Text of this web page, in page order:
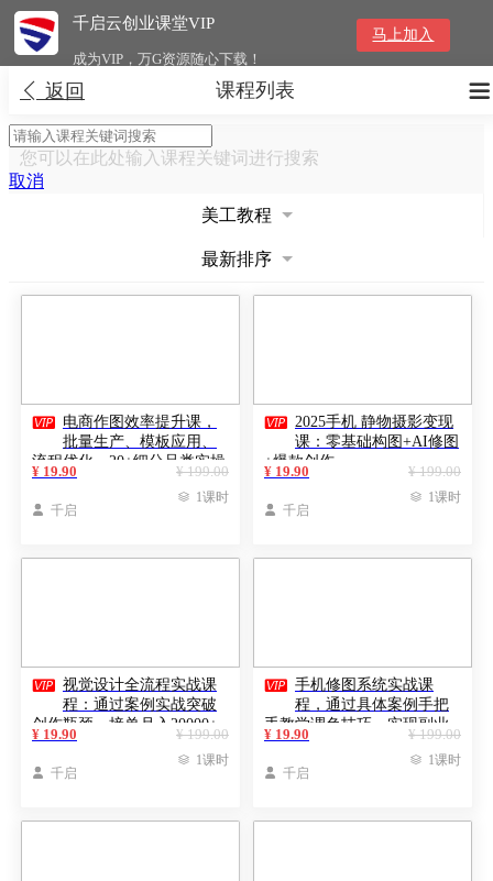
千启云创业课堂VIP
成为VIP，万G资源随心下载！
马上加入
 返回 
课程列表
您可以在此处输入课程关键词进行搜索
取消
美工教程
最新排序
 电商作图效率提升课，
批量生产、模板应用、
流程优化，20+细分品类实操
案例，月赚3万
¥ 199.00
¥ 19.90
 千启
 1课时
 2025手机 静物摄影变现
课：零基础构图+AI修图
+爆款创作
¥ 199.00
¥ 19.90
 千启
 1课时
 视觉设计全流程实战课
程：通过案例实战突破
创作瓶颈，接单月入20000+
¥ 199.00
¥ 19.90
 千启
 1课时
 手机修图系统实战课
程，通过具体案例手把
手教学调色技巧，实现副业
变现
¥ 199.00
¥ 19.90
 千启
 1课时